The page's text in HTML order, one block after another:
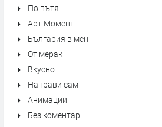
По пътя
Арт Момент
България в мен
От мерак
Вкусно
Направи сам
Анимации
Без коментар